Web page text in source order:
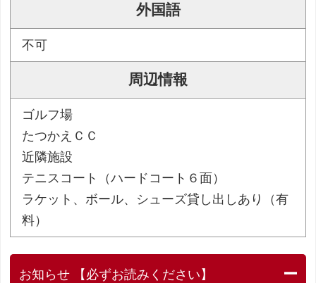
外国語
不可
周辺情報
ゴルフ場
たつかえＣＣ
近隣施設
テニスコート（ハードコート６面）
ラケット、ボール、シューズ貸し出しあり（有
料）
お知らせ 【必ずお読みください】